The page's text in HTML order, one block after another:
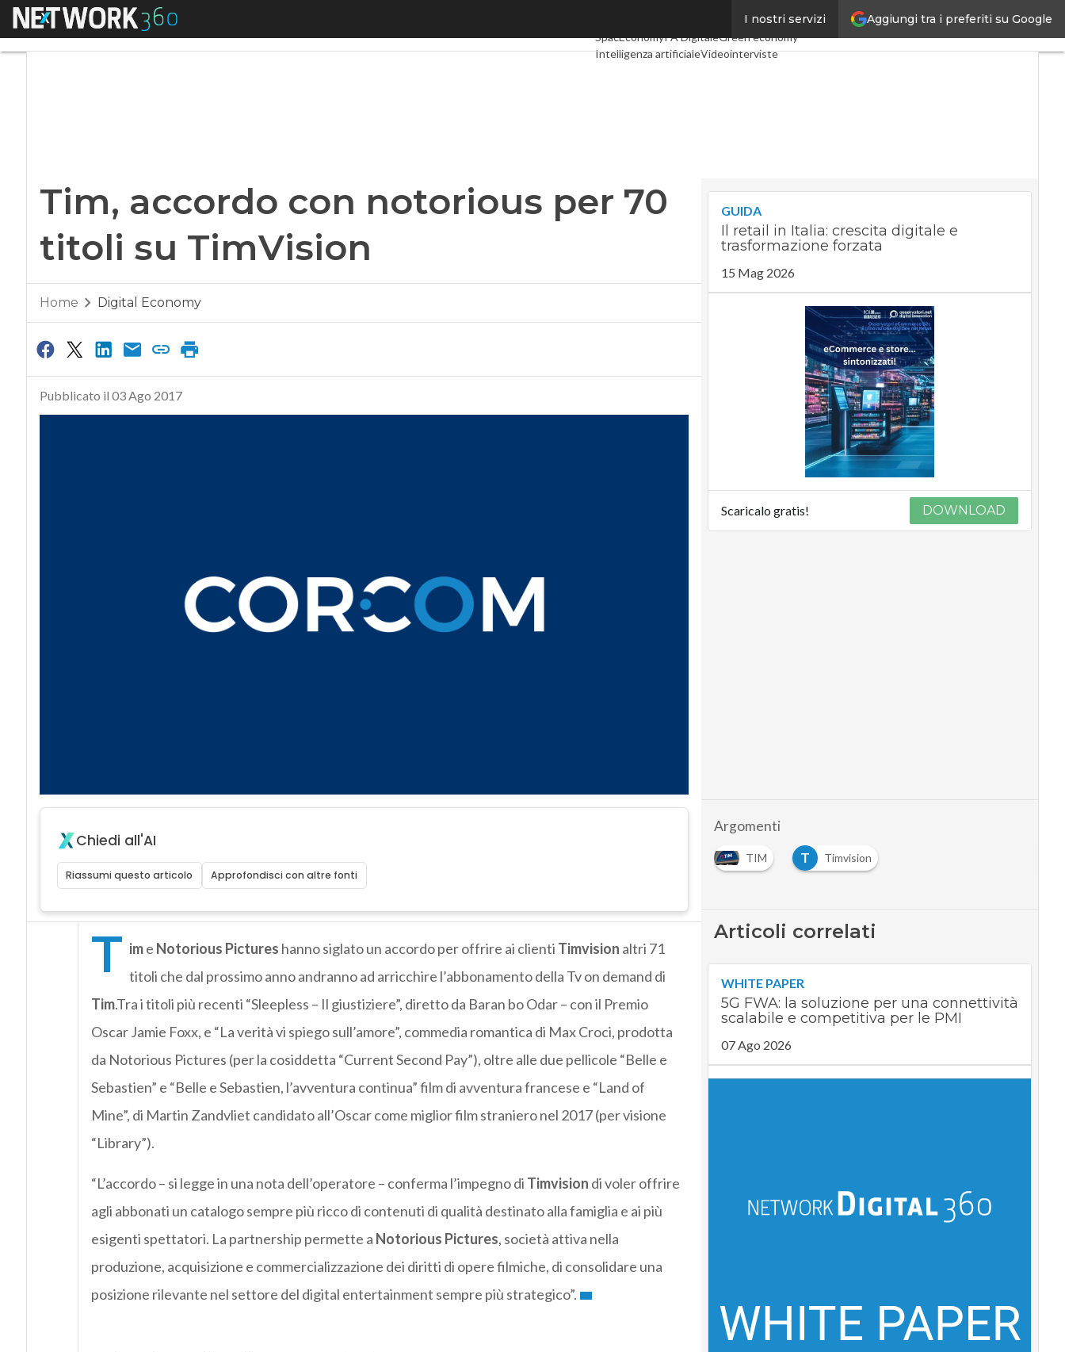
Aggiungi tra i preferiti su Google
I nostri servizi
Menu TelcoIndustria 4.0
SpacEconomyPA DigitaleGreen economy
Intelligenza artificialeVideointerviste
Tim, accordo con notorious per 70
titoli su TimVision
Home Digital Economy
Pubblicato il 03 Ago 2017
Chiedi all'AI
Riassumi questo articolo Approfondisci con altre fonti
T ime Notorious Pictures hanno siglato un accordo per offrire ai clienti Timvision altri 71
titoli che dal prossimo anno andranno ad arricchire l’abbonamento della Tv on demand di
Tim.Tra i titoli più recenti “Sleepless – Il giustiziere”, diretto da Baran bo Odar – con il Premio
Oscar Jamie Foxx, e “La verità vi spiego sull’amore”, commedia romantica di Max Croci, prodotta
da Notorious Pictures (per la cosiddetta “Current Second Pay”), oltre alle due pellicole “Belle e
Sebastien” e “Belle e Sebastien, l’avventura continua” film di avventura francese e “Land of
Mine”, di Martin Zandvliet candidato all’Oscar come miglior film straniero nel 2017 (per visione
“Library”).
“L’accordo – si legge in una nota dell’operatore – conferma l’impegno di Timvision di voler offrire
agli abbonati un catalogo sempre più ricco di contenuti di qualità destinato alla famiglia e ai più
esigenti spettatori. La partnership permette a Notorious Pictures, società attiva nella
produzione, acquisizione e commercializzazione dei diritti di opere filmiche, di consolidare una
posizione rilevante nel settore del digital entertainment sempre più strategico”.
GUIDA
Il retail in Italia: crescita digitale e
trasformazione forzata
15 Mag 2026
Scaricalo gratis! DOWNLOAD
Argomenti
TIM T Timvision
Articoli correlati
WHITE PAPER
5G FWA: la soluzione per una connettività
scalabile e competitiva per le PMI
07 Ago 2026